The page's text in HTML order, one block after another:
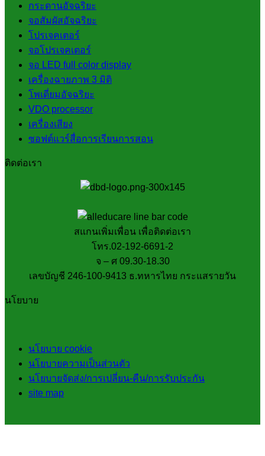
กระดานอัจฉริยะ
จอสัมผัสอัจฉริยะ
โปรเจคเตอร์
จอโปรเจคเตอร์
จอ LED full color display
เครื่องฉายภาพ 3 มิติ
โพเดี่ยมอัจฉริยะ
VDO processor
เครื่องเสียง
ซอฟต์แวร์สื่อการเรียนการสอน
ติดต่อเรา
สแกนเพิ่มเพื่อน เพื่อติดต่อเรา
โทร.02-192-6691-2
จ – ศ 09.30-18.30
เลขบัญชี 246-100-9413 ธ.ทหารไทย กระแสรายวัน
นโยบาย
นโยบาย cookie
นโยบายความเป็นส่วนตัว
นโยบายจัดส่ง/การเปลี่ยน-คืน/การรับประกัน
site map